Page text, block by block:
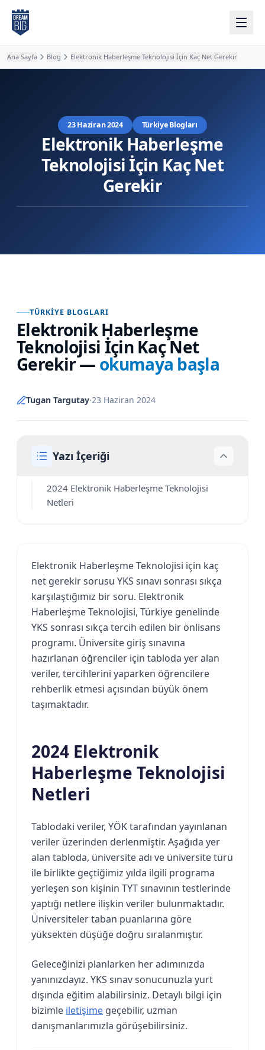
Ana içeriğe atla
Ana Sayfa Blog Elektronik Haberleşme Teknolojisi İçin Kaç Net Gerekir
23 Haziran 2024 Türkiye Blogları
Elektronik Haberleşme
Teknolojisi İçin Kaç Net
Gerekir
TÜRKIYE BLOGLARI
Elektronik Haberleşme
Teknolojisi İçin Kaç Net
Gerekir— okumaya başla
Tugan Targutay·23 Haziran 2024
Yazı İçeriği
2024 Elektronik Haberleşme Teknolojisi
Netleri
Elektronik Haberleşme Teknolojisi için kaç
net gerekir sorusu YKS sınavı sonrası sıkça
karşılaştığımız bir soru. Elektronik
Haberleşme Teknolojisi, Türkiye genelinde
YKS sonrası sıkça tercih edilen bir önlisans
programı. Üniversite giriş sınavına
hazırlanan öğrenciler için tabloda yer alan
veriler, tercihlerini yaparken öğrencilere
rehberlik etmesi açısından büyük önem
taşımaktadır.
2024 Elektronik
Haberleşme Teknolojisi
Netleri
Tablodaki veriler, YÖK tarafından yayınlanan
veriler üzerinden derlenmiştir. Aşağıda yer
alan tabloda, üniversite adı ve üniversite türü
ile birlikte geçtiğimiz yılda ilgili programa
yerleşen son kişinin TYT sınavının testlerinde
yaptığı netlere ilişkin veriler bulunmaktadır.
Üniversiteler taban puanlarına göre
yüksekten düşüğe doğru sıralanmıştır.
Geleceğinizi planlarken her adımınızda
yanınızdayız. YKS sınav sonucunuzla yurt
dışında eğitim alabilirsiniz. Detaylı bilgi için
bizimle iletişime geçebilir, uzman
danışmanlarımızla görüşebilirsiniz.